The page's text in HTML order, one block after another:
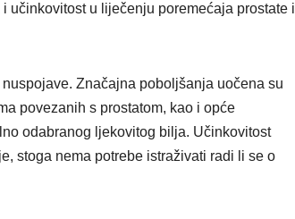
učinkovitost u liječenju poremećaja prostate i
Značajna poboljšanja uočena su
povezanih s prostatom, kao i opće
odabranog ljekovitog bilja. Učinkovitost
stoga nema potrebe istraživati ​​radi li se o